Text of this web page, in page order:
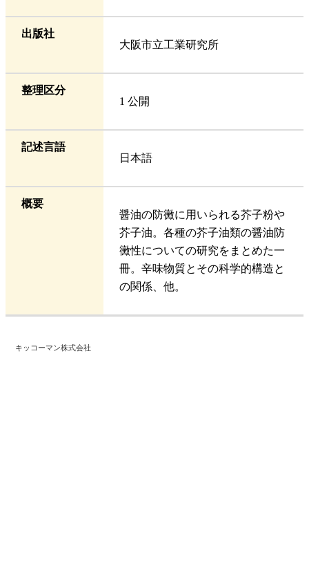
出版社
大阪市立工業研究所
整理区分
1 公開
記述言語
日本語
概要
醤油の防黴に用いられる芥子粉や
芥子油。各種の芥子油類の醤油防
黴性についての研究をまとめた一
冊。辛味物質とその科学的構造と
の関係、他。
キッコーマン株式会社